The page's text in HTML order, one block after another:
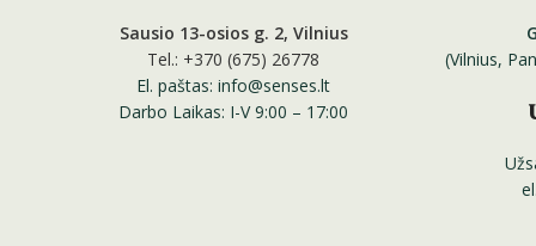
Sausio 13-osios g. 2, Vilnius
Tel.: +370 (675) 26778
El. paštas: info@senses.lt
Darbo Laikas: I-V 9:00 – 17:00
(Vilnius,